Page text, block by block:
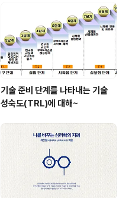
기술 준비 단계를 나타내는 기술
성숙도(TRL)에 대해~